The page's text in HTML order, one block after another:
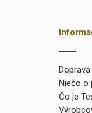
Niečo o
Čo je